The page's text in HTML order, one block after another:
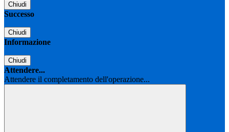
Chiudi
Successo
Chiudi
Informazione
Chiudi
Attendere...
Attendere il completamento dell'operazione...